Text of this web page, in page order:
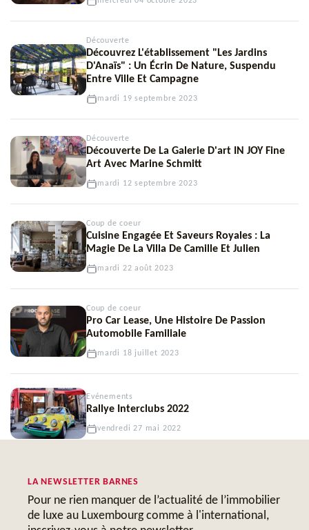
Découverte
Découvrez L'établissement "Les Jardins
D'Anaïs" : Un Écrin De Nature, Suspendu
Entre Ville Et Campagne
mardi 19 septembre 2023
Découverte
Découverte De La Galerie D'art IN JOY Fine
Art Avec Marine Schmitt
mardi 12 septembre 2023
Coup de coeur
Cuisine Engagée Et Saveurs Royales : La
Magie De La Villa De Camille Et Julien
mardi 22 août 2023
Coup de coeur
Pro Car Lease, Une Histoire De Passion
Automobile Familiale
mardi 18 juillet 2023
Evénements
Rallye Interclubs 2022
vendredi 27 mai 2022
LA NEWSLETTER BARNES
Pour ne rien manquer de l’actualité de l’immobilier
de luxe au Luxembourg comme à l'international,